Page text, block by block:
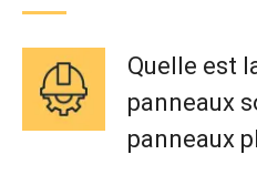
Quelle est
panneaux
panneaux